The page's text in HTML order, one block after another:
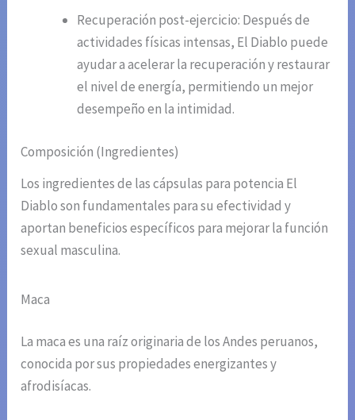
Recuperación post-ejercicio: Después de
actividades físicas intensas, El Diablo puede
ayudar a acelerar la recuperación y restaurar
el nivel de energía, permitiendo un mejor
desempeño en la intimidad.
Composición (Ingredientes)
Los ingredientes de las cápsulas para potencia El
Diablo son fundamentales para su efectividad y
aportan beneficios específicos para mejorar la función
sexual masculina.
Maca
La maca es una raíz originaria de los Andes peruanos,
conocida por sus propiedades energizantes y
afrodisíacas.